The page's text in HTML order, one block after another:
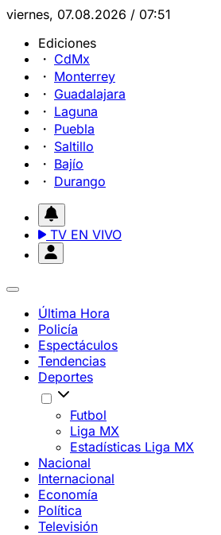
viernes, 07.08.2026 / 07:51
Ediciones
CdMx
Monterrey
Guadalajara
Laguna
Puebla
Saltillo
Bajío
Durango
TV EN VIVO
Última Hora
Policía
Espectáculos
Tendencias
Deportes
Futbol
Liga MX
Estadísticas Liga MX
Nacional
Internacional
Economía
Política
Televisión